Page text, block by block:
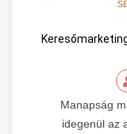
Manapság
idegenül az